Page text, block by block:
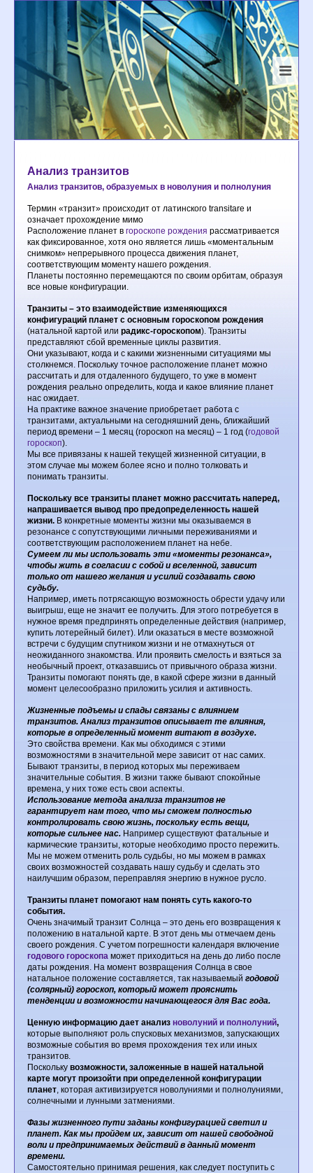
Анализ транзитов
Анализ транзитов, образуемых в новолуния и полнолуния
Термин «транзит» происходит от латинского transitare и
означает прохождение мимо
Расположение планет в гороскопе рождения рассматривается
как фиксированное, хотя оно является лишь «моментальным
снимком» непрерывного процесса движения планет,
соответствующим моменту нашего рождения.
Планеты постоянно перемещаются по своим орбитам, образуя
все новые конфигурации.
Транзиты – это взаимодействие изменяющихся
конфигураций планет с основным гороскопом рождения
(натальной картой или радикс-гороскопом). Транзиты
представляют сбой временные циклы развития.
Они указывают, когда и с какими жизненными ситуациями мы
столкнемся. Поскольку точное расположение планет можно
рассчитать и для отдаленного будущего, то уже в момент
рождения реально определить, когда и какое влияние планет
нас ожидает.
На практике важное значение приобретает работа с
транзитами, актуальными на сегодняшний день, ближайший
период времени – 1 месяц (гороскоп на месяц) – 1 год (годовой
гороскоп).
Мы все привязаны к нашей текущей жизненной ситуации, в
этом случае мы можем более ясно и полно толковать и
понимать транзиты.
Поскольку все транзиты планет можно рассчитать наперед,
напрашивается вывод про предопределенность нашей
жизни. В конкретные моменты жизни мы оказываемся в
резонансе с сопутствующими личными переживаниями и
соответствующим расположением планет на небе.
Сумеем ли мы использовать эти «моменты резонанса»,
чтобы жить в согласии с собой и вселенной, зависит
только от нашего желания и усилий создавать свою
судьбу.
Например, иметь потрясающую возможность обрести удачу или
выигрыш, еще не значит ее получить. Для этого потребуется в
нужное время предпринять определенные действия (например,
купить лотерейный билет). Или оказаться в месте возможной
встречи с будущим спутником жизни и не отмахнуться от
неожиданного знакомства. Или проявить смелость и взяться за
необычный проект, отказавшись от привычного образа жизни.
Транзиты помогают понять где, в какой сфере жизни в данный
момент целесообразно приложить усилия и активность.
Жизненные подъемы и спады связаны с влиянием
транзитов. Анализ транзитов описывает те влияния,
которые в определенный момент витают в воздухе.
Это свойства времени. Как мы обходимся с этими
возможностями в значительной мере зависит от нас самих.
Бывают транзиты, в период которых мы переживаем
значительные события. В жизни также бывают спокойные
времена, у них тоже есть свои аспекты.
Использование метода анализа транзитов не
гарантирует нам того, что мы сможем полностью
контролировать свою жизнь, поскольку есть вещи,
которые сильнее нас. Например существуют фатальные и
кармические транзиты, которые необходимо просто пережить.
Мы не можем отменить роль судьбы, но мы можем в рамках
своих возможностей создавать нашу судьбу и сделать это
наилучшим образом, переправляя энергию в нужное русло.
Транзиты планет помогают нам понять суть какого-то
события.
Очень значимый транзит Солнца – это день его возвращения к
положению в натальной карте. В этот день мы отмечаем день
своего рождения. С учетом погрешности календаря включение
годового гороскопа может приходиться на день до либо после
даты рождения. На момент возвращения Солнца в свое
натальное положение составляется, так называемый годовой
(солярный) гороскоп, который может прояснить
тенденции и возможности начинающегося для Вас года.
Ценную информацию дает анализ новолуний и полнолуний,
которые выполняют роль спусковых механизмов, запускающих
возможные события во время прохождения тех или иных
транзитов.
Поскольку возможности, заложенные в нашей натальной
карте могут произойти при определенной конфигурации
планет, которая активизируется новолуниями и полнолуниями,
солнечными и лунными затмениями.
Фазы жизненного пути заданы конфигурацией светил и
планет. Как мы пройдем их, зависит от нашей свободной
воли и предпринимаемых действий в данный момент
времени.
Самостоятельно принимая решения, как следует поступить с